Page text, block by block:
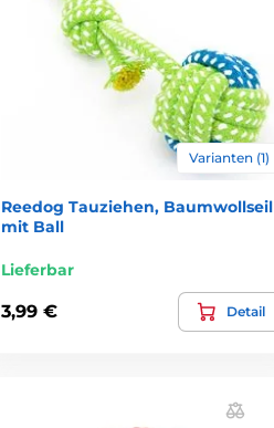
Varianten (1)
Reedog Tauziehen, Baumwollseil
mit Ball
Lieferbar
3,99 € Detail